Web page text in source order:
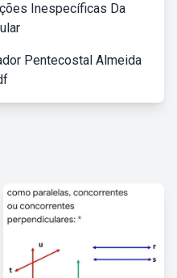
Inespecíficas Da
Pentecostal Almeida